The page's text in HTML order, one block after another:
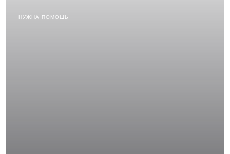
НУЖНА ПОМОЩЬ